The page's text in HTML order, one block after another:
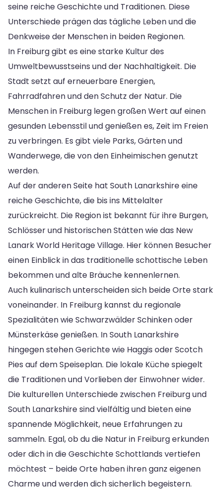
seine reiche Geschichte und Traditionen. Diese
Unterschiede prägen das tägliche Leben und die
Denkweise der Menschen in beiden Regionen.
In Freiburg gibt es eine starke Kultur des
Umweltbewusstseins und der Nachhaltigkeit. Die
Stadt setzt auf erneuerbare Energien,
Fahrradfahren und den Schutz der Natur. Die
Menschen in Freiburg legen großen Wert auf einen
gesunden Lebensstil und genießen es, Zeit im Freien
zu verbringen. Es gibt viele Parks, Gärten und
Wanderwege, die von den Einheimischen genutzt
werden.
Auf der anderen Seite hat South Lanarkshire eine
reiche Geschichte, die bis ins Mittelalter
zurückreicht. Die Region ist bekannt für ihre Burgen,
Schlösser und historischen Stätten wie das New
Lanark World Heritage Village. Hier können Besucher
einen Einblick in das traditionelle schottische Leben
bekommen und alte Bräuche kennenlernen.
Auch kulinarisch unterscheiden sich beide Orte stark
voneinander. In Freiburg kannst du regionale
Spezialitäten wie Schwarzwälder Schinken oder
Münsterkäse genießen. In South Lanarkshire
hingegen stehen Gerichte wie Haggis oder Scotch
Pies auf dem Speiseplan. Die lokale Küche spiegelt
die Traditionen und Vorlieben der Einwohner wider.
Die kulturellen Unterschiede zwischen Freiburg und
South Lanarkshire sind vielfältig und bieten eine
spannende Möglichkeit, neue Erfahrungen zu
sammeln. Egal, ob du die Natur in Freiburg erkunden
oder dich in die Geschichte Schottlands vertiefen
möchtest – beide Orte haben ihren ganz eigenen
Charme und werden dich sicherlich begeistern.